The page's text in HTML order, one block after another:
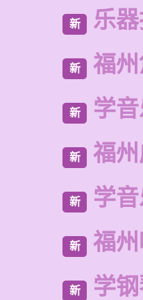
新 乐
新 福
新 学
新 福
新 学
新 福
新 学